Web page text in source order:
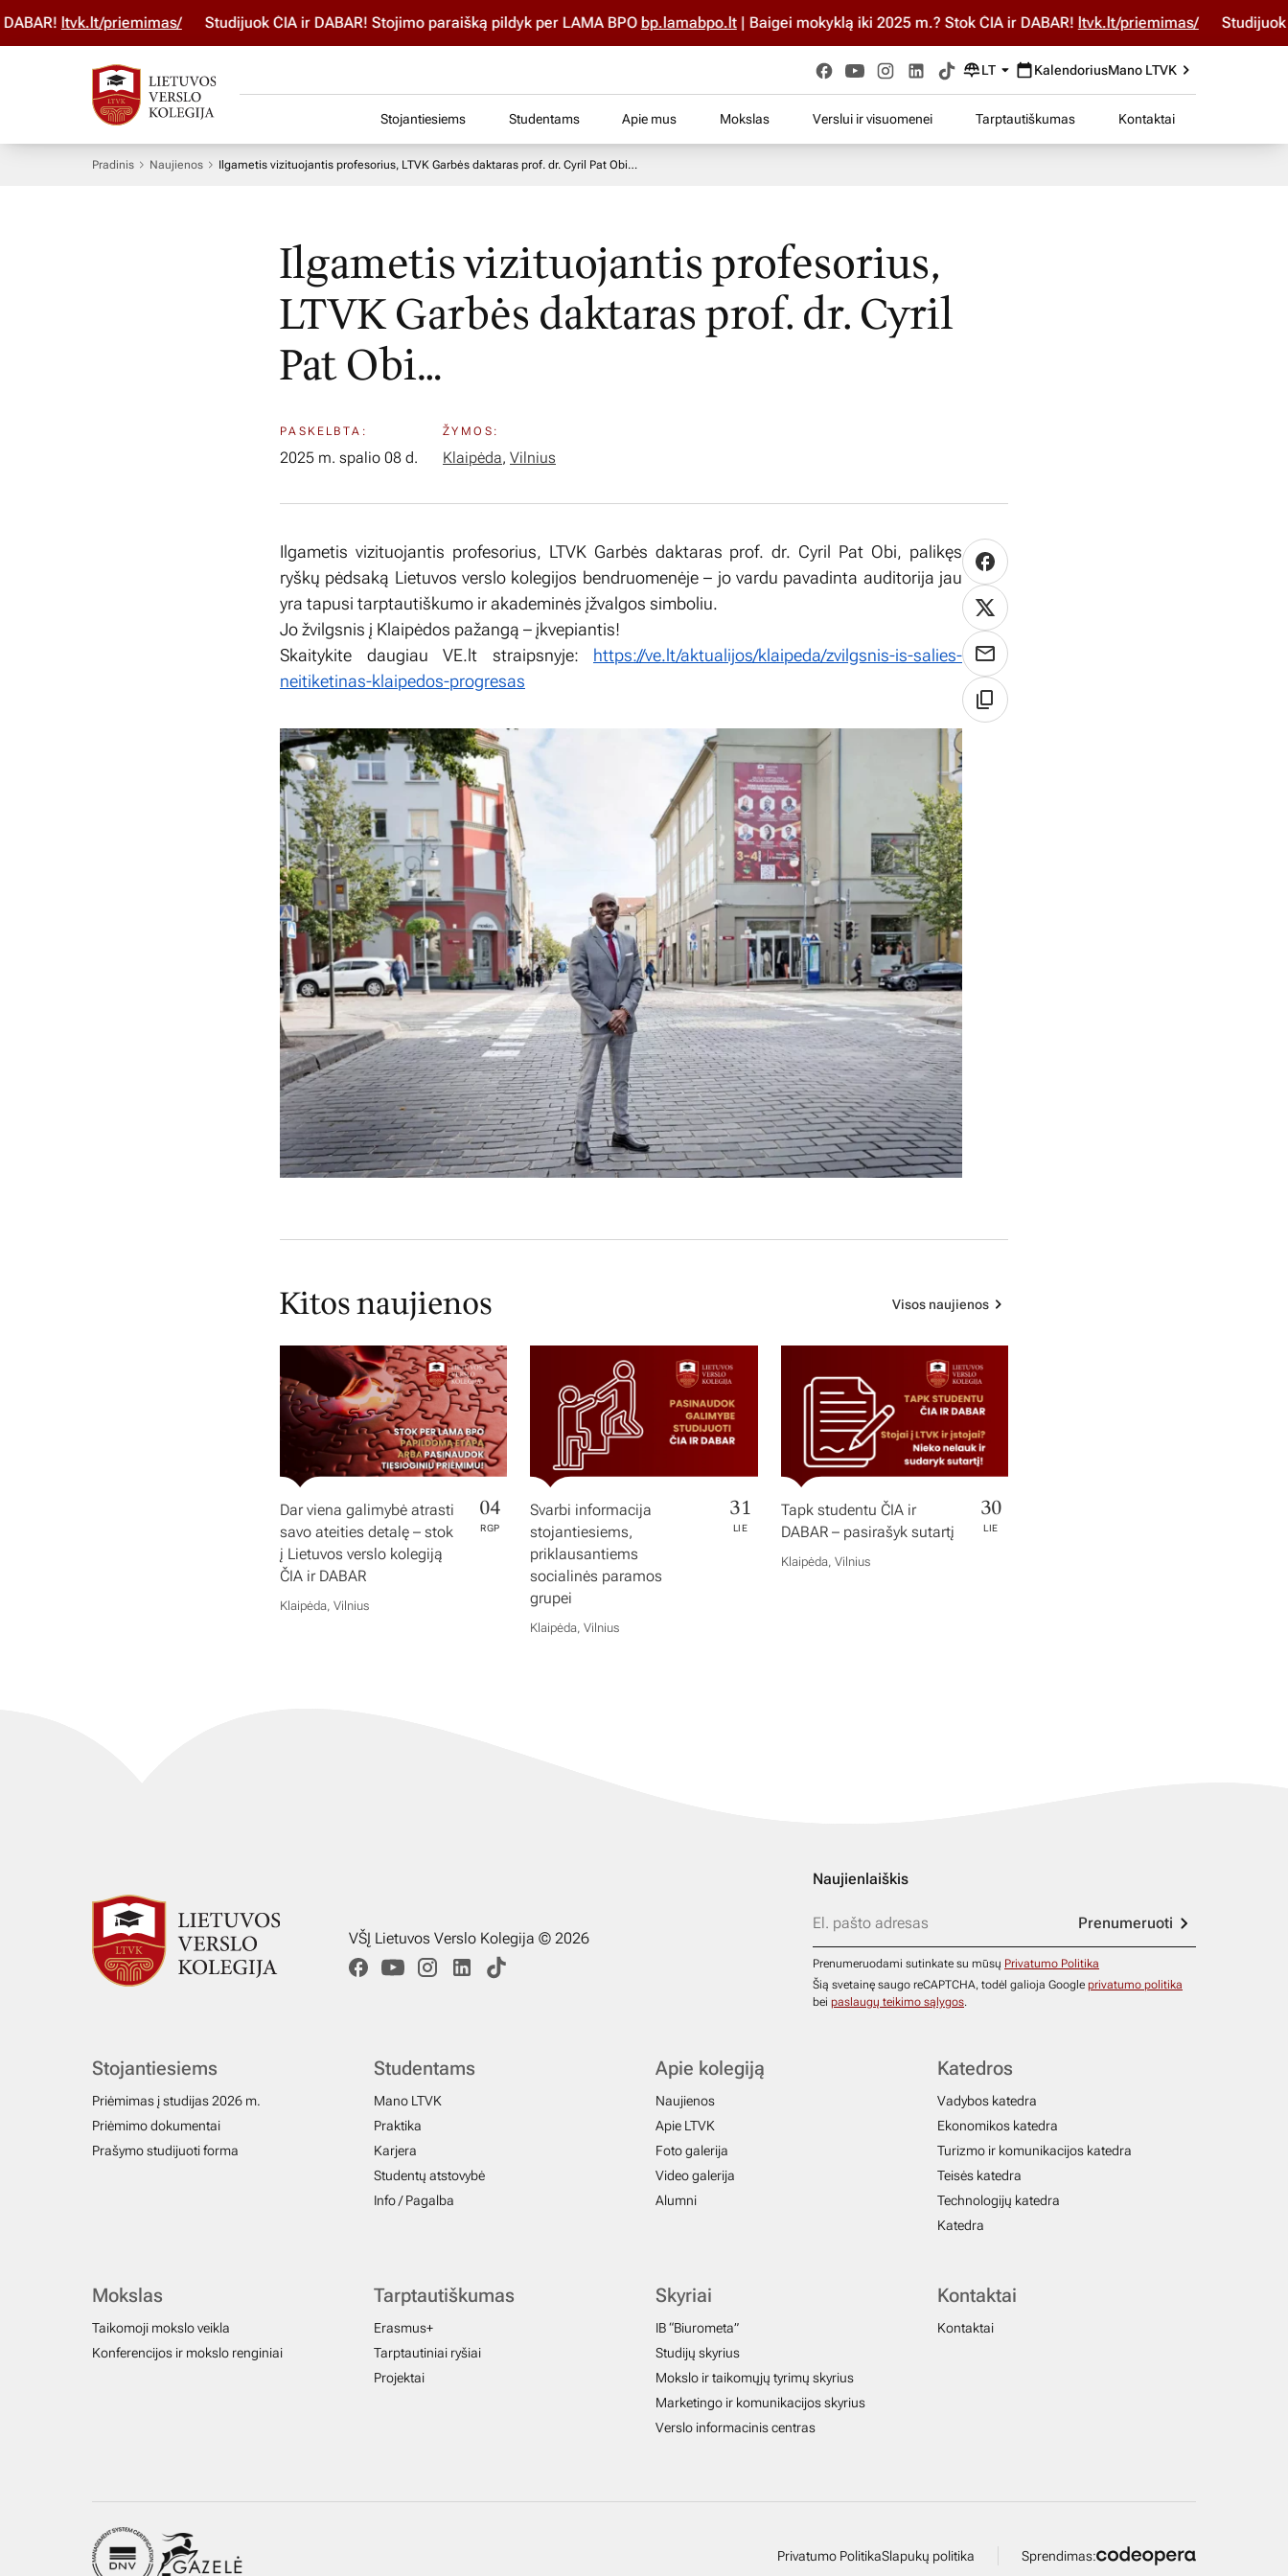
ltvk.lt/priemimas/ Studijuok ČIA ir DABAR! Stojimo paraišką pildyk per LAMA BPObp.lamabpo.lt| Baigei mokyklą iki 2025 m.? Stok ČIA ir DABAR!ltvk.lt/priemimas/ Studijuok ČIA
LT KalendoriusMano LTVK
Stojantiesiems Studentams Apie mus Mokslas Verslui ir visuomenei Tarptautiškumas Kontaktai
Pradinis Naujienos Ilgametis vizituojantis profesorius, LTVK Garbės daktaras prof. dr. Cyril Pat Obi…
Ilgametis vizituojantis profesorius,
LTVK Garbės daktaras prof. dr. Cyril
Pat Obi…
PASKELBTA:
2025 m. spalio 08 d.
ŽYMOS:
Klaipėda, Vilnius
Ilgametis vizituojantis profesorius, LTVK Garbės daktaras prof. dr. Cyril Pat Obi, palikęs
ryškų pėdsaką Lietuvos verslo kolegijos bendruomenėje – jo vardu pavadinta auditorija jau
yra tapusi tarptautiškumo ir akademinės įžvalgos simboliu.
Jo žvilgsnis į Klaipėdos pažangą – įkvepiantis!
Skaitykite daugiau VE.lt straipsnyje: https://ve.lt/aktualijos/klaipeda/zvilgsnis-is-salies-
neitiketinas-klaipedos-progresas
Kitos naujienos Visos naujienos
Dar viena galimybė atrasti
savo ateities detalę – stok
į Lietuvos verslo kolegiją
ČIA ir DABAR
04
RGP
Klaipėda, Vilnius
Svarbi informacija
stojantiesiems,
priklausantiems
socialinės paramos
grupei
31
LIE
Klaipėda, Vilnius
Tapk studentu ČIA ir
DABAR – pasirašyk sutartį
30
LIE
Klaipėda, Vilnius
VŠĮ Lietuvos Verslo Kolegija © 2026
Naujienlaiškis
Prenumeruoti
Prenumeruodami sutinkate su mūsų Privatumo Politika
Šią svetainę saugo reCAPTCHA, todėl galioja Google privatumo politika
bei paslaugų teikimo sąlygos.
Stojantiesiems
Priėmimas į studijas 2026 m.
Priėmimo dokumentai
Prašymo studijuoti forma
Studentams
Mano LTVK
Praktika
Karjera
Studentų atstovybė
Info / Pagalba
Apie kolegiją
Naujienos
Apie LTVK
Foto galerija
Video galerija
Alumni
Katedros
Vadybos katedra
Ekonomikos katedra
Turizmo ir komunikacijos katedra
Teisės katedra
Technologijų katedra
Katedra
Mokslas
Taikomoji mokslo veikla
Konferencijos ir mokslo renginiai
Tarptautiškumas
Erasmus+
Tarptautiniai ryšiai
Projektai
Skyriai
IB “Biurometa”
Studijų skyrius
Mokslo ir taikomųjų tyrimų skyrius
Marketingo ir komunikacijos skyrius
Verslo informacinis centras
Kontaktai
Kontaktai
Privatumo PolitikaSlapukų politika Sprendimas: